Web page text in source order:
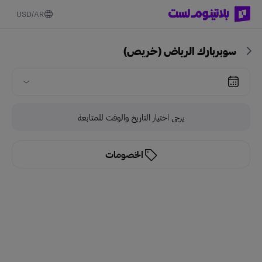
AR
USD
سوبربارك الرياض (خريص)
يرجى اختيار التاريخ والوقت للمتابعة
الخصومات